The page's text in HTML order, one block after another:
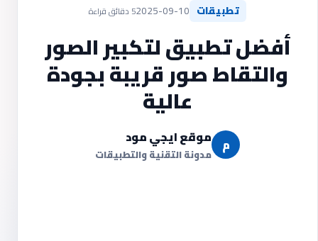
تطبيقات 2025-09-105 دقائق قراءة
أفضل تطبيق لتكبير الصور
والتقاط صور قريبة بجودة
عالية
م موقع ايجي مود
مدونة التقنية والتطبيقات